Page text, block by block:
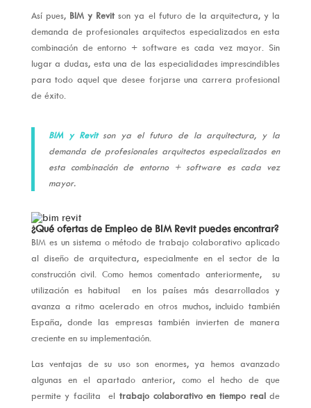
Así pues, BIM y Revit son ya el futuro de la arquitectura, y la
demanda de profesionales arquitectos especializados en esta
combinación de entorno + software es cada vez mayor. Sin
lugar a dudas, esta una de las especialidades imprescindibles
para todo aquel que desee forjarse una carrera profesional
de éxito.
BIM y Revit son ya el futuro de la arquitectura, y la
demanda de profesionales arquitectos especializados en
esta combinación de entorno + software es cada vez
mayor.
¿Qué ofertas de Empleo de BIM Revit puedes encontrar?
BIM es un sistema o método de trabajo colaborativo aplicado
al diseño de arquitectura, especialmente en el sector de la
construcción civil. Como hemos comentado anteriormente, su
utilización es habitual en los países más desarrollados y
avanza a ritmo acelerado en otros muchos, incluido también
España, donde las empresas también invierten de manera
creciente en su implementación.
Las ventajas de su uso son enormes, ya hemos avanzado
algunas en el apartado anterior, como el hecho de que
permite y facilita el trabajo colaborativo en tiempo realde